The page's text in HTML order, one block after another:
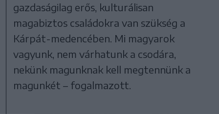
gazdaságilag erős, kulturálisan
magabiztos családokra van szükség a
Kárpát-medencében. Mi magyarok
vagyunk, nem várhatunk a csodára,
nekünk magunknak kell megtennünk a
magunkét – fogalmazott.